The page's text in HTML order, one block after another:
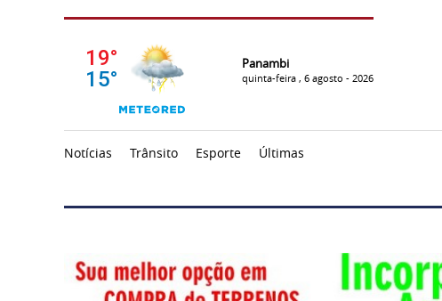
Panambi
quinta-feira , 6 agosto - 2026
Notícias Trânsito Esporte
Últimas